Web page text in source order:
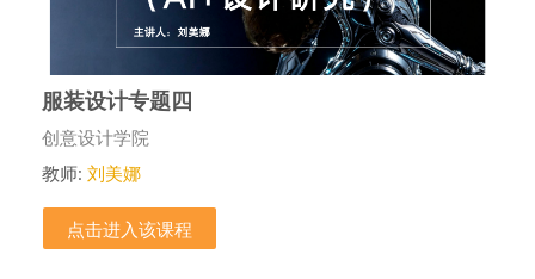
服装设计专题四
课程类别
创意设计学院
教师: 刘美娜
点击进入该课程